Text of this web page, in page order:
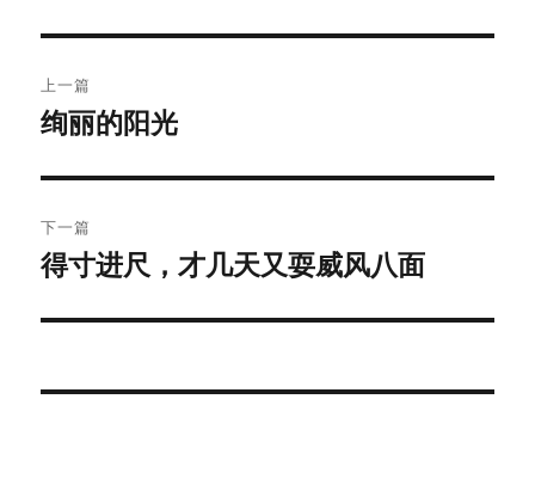
章
航
上一篇
上
文
章：
绚丽的阳光
下一篇
下
文
得寸进尺，才几天又耍威风八面